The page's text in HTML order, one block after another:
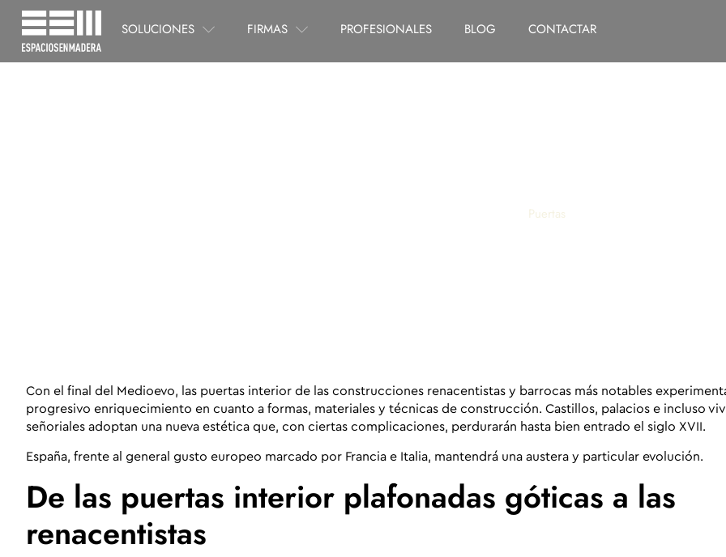
SOLUCIONES FIRMAS PROFESIONALES BLOG CONTACTAR
Puertas
Con el final del Medioevo, las puertas interior de las construcciones renacentistas y barrocas más notables
progresivo enriquecimiento en cuanto a formas, materiales y técnicas de construcción. Castillos, palacios e incluso
señoriales adoptan una nueva estética que, con ciertas complicaciones, perdurarán hasta bien entrado el siglo XVII.
España, frente al general gusto europeo marcado por Francia e Italia, mantendrá una austera y particular evolución.
De las puertas interior plafonadas góticas a las
renacentistas